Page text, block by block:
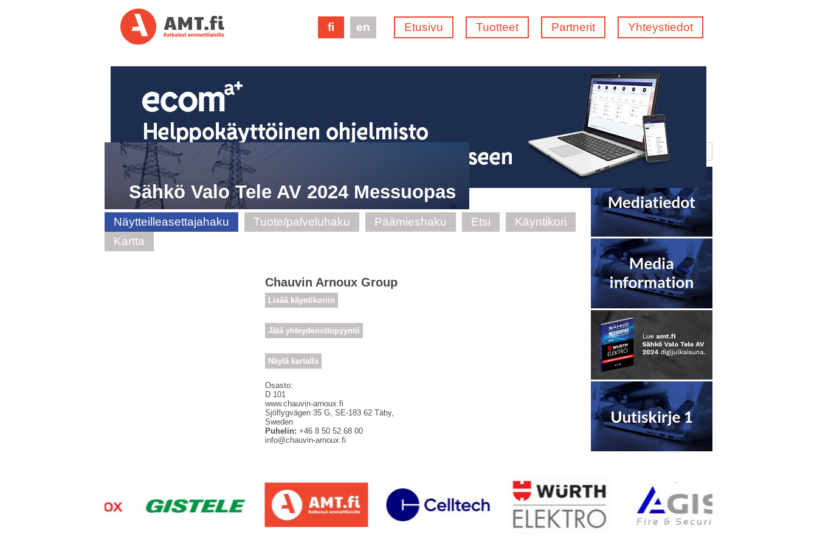
Etusivu Tuotteet Partnerit Yhteystiedot
fi en
Sähkö Valo Tele AV 2024 Messuopas
Näytteilleasettajahaku Tuote/palveluhaku Päämieshaku Etsi
Käyntikori
Kartta
Chauvin Arnoux Group
Lisää käyntikoriin
Jätä yhteydenottopyyntö
Näytä kartalla
Osasto:
D 101
www.chauvin-arnoux.fi
Sjöflygvägen 35 G SE-183 62 Täby,
Sweden
Puhelin: +46 8 50 52 68 00
info@chauvin-arnoux.fi